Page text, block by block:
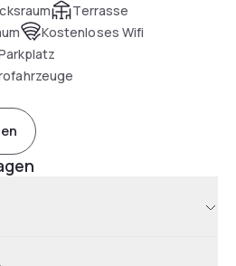
Terrasse
Kostenloses Wifi